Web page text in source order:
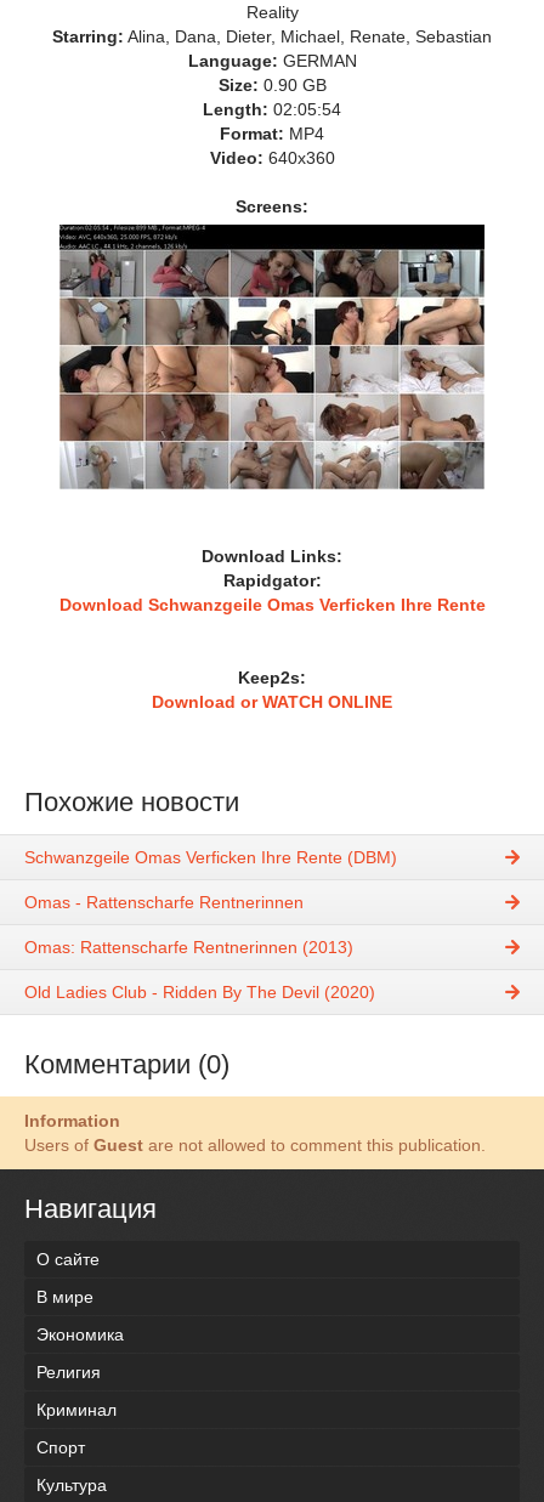
Reality
Starring: Alina, Dana, Dieter, Michael, Renate, Sebastian
Language: GERMAN
Size: 0.90 GB
Length: 02:05:54
Format: MP4
Video: 640x360
Screens:
Download Links:
Rapidgator:
Download Schwanzgeile Omas Verficken Ihre Rente
Keep2s:
Download or WATCH ONLINE
Похожие новости
Schwanzgeile Omas Verficken Ihre Rente (DBM)
Omas - Rattenscharfe Rentnerinnen
Omas: Rattenscharfe Rentnerinnen (2013)
Old Ladies Club - Ridden By The Devil (2020)
Комментарии (0)
Information
Users of Guest are not allowed to comment this publication.
Навигация
О сайте
В мире
Экономика
Религия
Криминал
Спорт
Культура